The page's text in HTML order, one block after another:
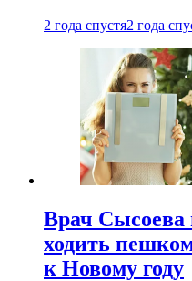
2 года спустя2 года
Врач Сысоева
ходить
к Новому году